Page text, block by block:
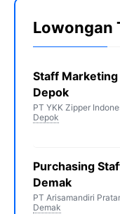
Lowongan
Staff Marketing
Depok
PT YKK Zipper
Depok
Purchasing
Demak
PT Arisamandiri
Demak